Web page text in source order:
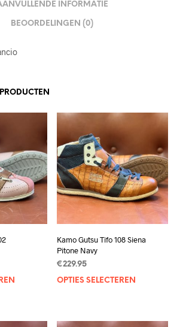
INFORMATIE
BEOORDELINGEN (0)
Dit
meerdere
Kamo Gutsu Tifo 108 Siena
Pitone Navy
€229.95
OPTIES SELECTEREN